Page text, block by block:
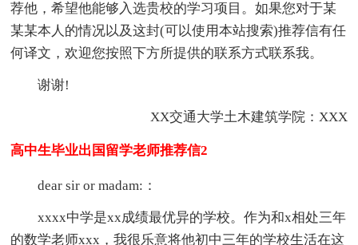
荐他，希望他能够入选贵校的学习项目。如果您对于某
某某本人的情况以及这封(可以使用本站搜索)推荐信有任
何译文，欢迎您按照下方所提供的联系方式联系我。
谢谢!
XX交通大学土木建筑学院：XXX
高中生毕业出国留学老师推荐信2
dear sir or madam:：
xxxx中学是xx成绩最优异的学校。作为和x相处三年
的数学老师xxx，我很乐意将他初中三年的学校生活在这